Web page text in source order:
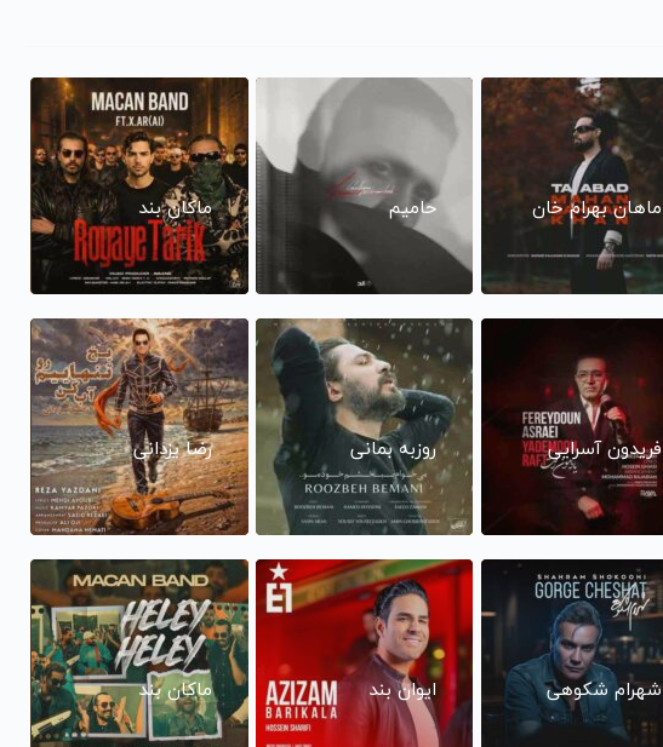
ماهان بهرام خان حامیم ماکان بند
فریدون آسرایی روزبه بمانی رضا یزدانی
شهرام شکوهی ایوان بند ماکان بند